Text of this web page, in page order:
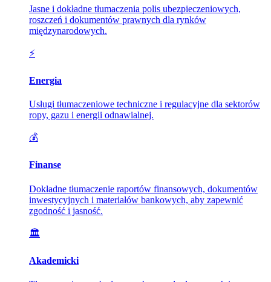
Jasne i dokładne tłumaczenia polis ubezpieczeniowych,
roszczeń i dokumentów prawnych dla rynków
międzynarodowych.
⚡
Energia
Usługi tłumaczeniowe techniczne i regulacyjne dla sektorów
ropy, gazu i energii odnawialnej.
💰
Finanse
Dokładne tłumaczenie raportów finansowych, dokumentów
inwestycyjnych i materiałów bankowych, aby zapewnić
zgodność i jasność.
🏛️
Akademicki